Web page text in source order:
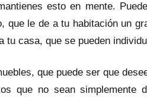
esto en mente.
que le de a tu habitación un
tu casa, que se pueden
que puede ser que
que no sean simplemente